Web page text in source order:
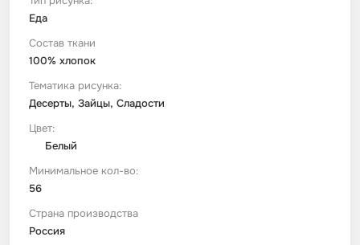
Еда
Состав ткани
100% хлопок
Тематика рисунка:
Десерты, Зайцы, Сладости
Цвет:
Белый
Минимальное кол-во:
56
Страна производства
Россия
Футер
Шелк Армани
Штапель
Имитации материалов